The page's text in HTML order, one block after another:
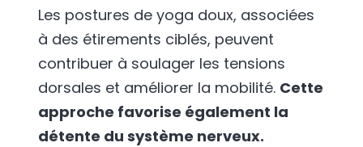
Les postures de yoga doux, associées
à des étirements ciblés, peuvent
contribuer à soulager les tensions
dorsales et améliorer la mobilité. Cette
approche favorise également la
détente du système nerveux.